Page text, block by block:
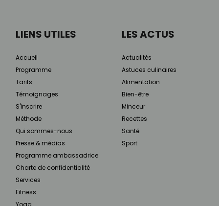
LIENS UTILES
Accueil
Programme
Tarifs
Témoignages
S'inscrire
Méthode
Qui sommes-nous
Presse & médias
Programme ambassadrice
Charte de confidentialité
Services
Fitness
Yoga
LES ACTUS
Actualités
Astuces culinaires
Alimentation
Bien-être
Minceur
Recettes
Santé
Sport